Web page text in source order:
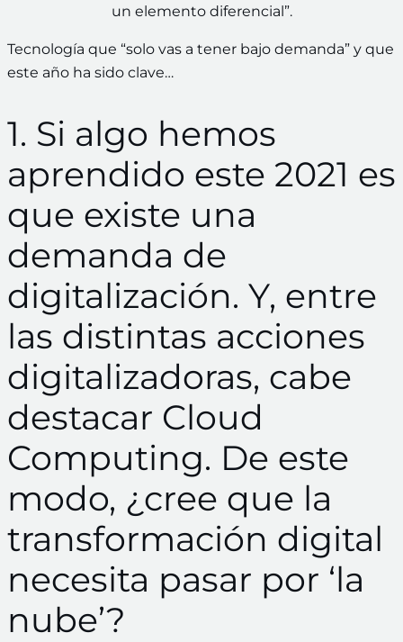
un elemento diferencial”.
Tecnología que “solo vas a tener bajo demanda” y que
este año ha sido clave…
1. Si algo hemos
aprendido este 2021 es
que existe una
demanda de
digitalización. Y, entre
las distintas acciones
digitalizadoras, cabe
destacar Cloud
Computing. De este
modo, ¿cree que la
transformación digital
necesita pasar por ‘la
nube’?